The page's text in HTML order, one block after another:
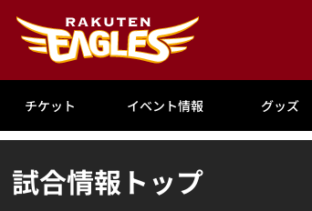
チケット イベント情報 グッズ
試合情報トップ